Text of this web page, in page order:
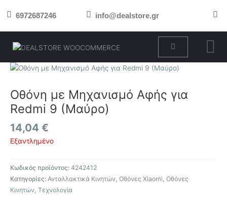
στο 6972687246 info@dealstore.gr
Cart
Οθόνη με Μηχανισμό Αφής για
Redmi 9 (Μαύρο)
14,04 €
Εξαντλημένο
Κωδικός προϊόντος: 4242412
Κατηγορίες: Ανταλλακτικά Κινητών Οθόνες Xiaomi Οθόνες
Κινητών Τεχνολογία